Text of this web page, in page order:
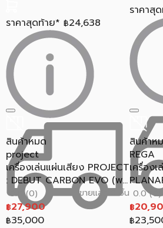
ราคาสุดท้าย* ฿24,638
ราคาสุ
สินค้าหมด
project
เครื่องเล่นแผ่นเสียง PROJECT
: DEBUT CARBON EVO (พ...
0.0 (0) ขายแล้ว 0 ชิ้น
฿27,900
฿35,000
สินค้าห
REGA
เครื่อง
0.0 (0)
฿
฿